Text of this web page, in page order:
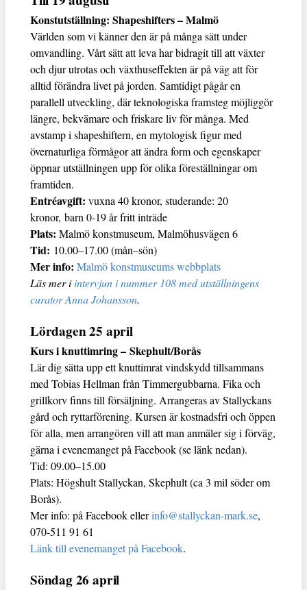
Konstutställning: Shapeshifters – Malmö
Världen som vi känner den är på många sätt under
omvandling. Vårt sätt att leva har bidragit till att växter
och djur utrotas och växthuseffekten är på väg att för
alltid förändra livet på jorden. Samtidigt pågår en
parallell utveckling, där teknologiska framsteg möjliggör
längre, bekvämare och friskare liv för många. Med
avstamp i shapeshiftern, en mytologisk figur med
övernaturliga förmågor att ändra form och egenskaper
öppnar utställningen upp för olika föreställningar om
framtiden.
Entréavgift: vuxna 40 kronor, studerande: 20
kronor, barn 0-19 år fritt inträde
Plats: Malmö konstmuseum, Malmöhusvägen 6
Tid: 10.00–17.00 (mån–sön)
Mer info: Malmö konstmuseums webbplats
Läs mer iintervjun i nummer 108 med utställningens
curator Anna Johansson.
Lördagen 25 april
Kurs i knuttimring – Skephult/Borås
Lär dig sätta upp ett knuttimrat vindskydd tillsammans
med Tobias Hellman från Timmergubbarna. Fika och
grillkorv finns till försäljning. Arrangeras av Stallyckans
gård och ryttarförening. Kursen är kostnadsfri och öppen
för alla, men arrangören vill att man anmäler sig i förväg,
gärna i evenemanget på Facebook (se länk nedan).
Tid: 09.00–15.00
Plats: Högshult Stallyckan, Skephult (ca 3 mil söder om
Borås).
Mer info: på Facebook ellerinfo@stallyckan-mark.se,
070-511 91 61
Länk till evenemanget på Facebook.
Söndag 26 april